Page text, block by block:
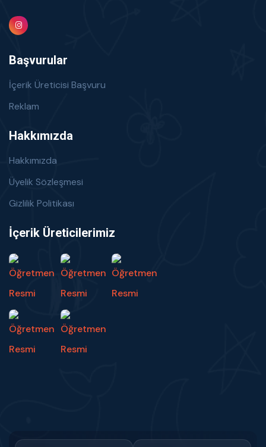
Başvurular
İçerik Üreticisi Başvuru
Reklam
Hakkımızda
Hakkımızda
Üyelik Sözleşmesi
Gizlilik Politikası
İçerik Üreticilerimiz